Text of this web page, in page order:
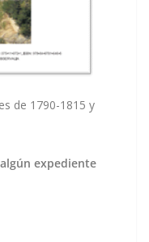
de 1790-1815 y
expediente